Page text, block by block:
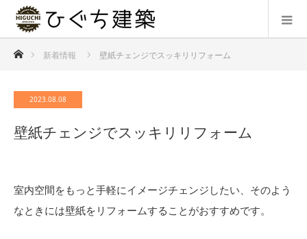
ホーム新着情報 壁紙チェンジでスッキリリフォーム
2023.08.08
壁紙チェンジでスッキリリフォーム
室内空間をもっと手軽にイメージチェンジしたい、そのよう
なときには壁紙をリフォームすることがおすすめです。